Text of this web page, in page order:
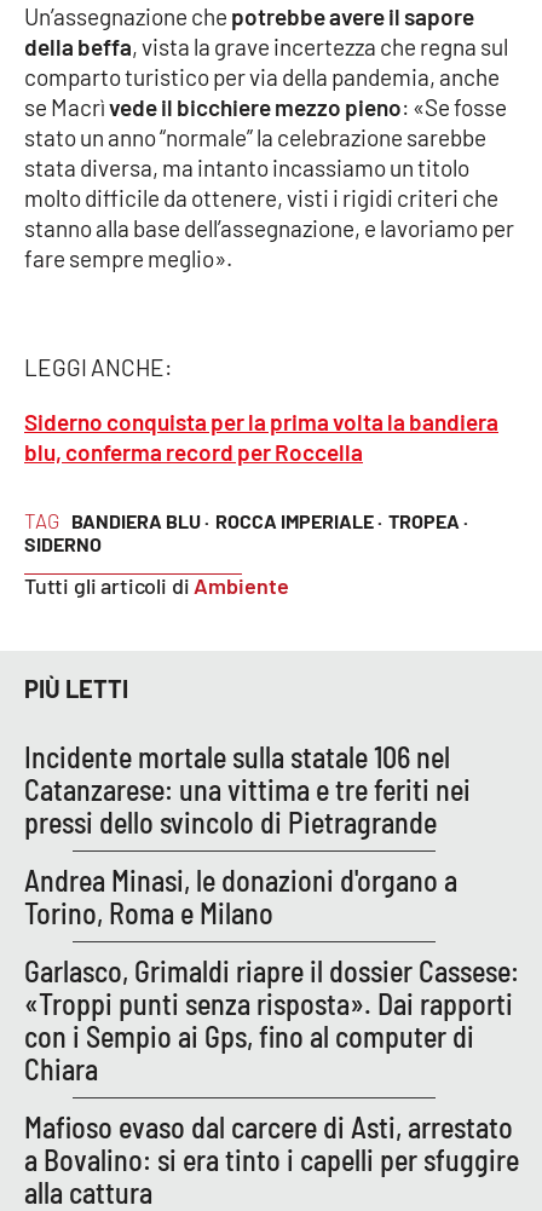
Lactv.it
Laconair.it
Lacitymag.it
Lacapitalenews.it
Cosenzachannel.it
Ilvibonese.it
APP
Apple
TAG BANDIERA BLU · ROCCA IMPERIALE · TROPEA ·
SIDERNO
Tutti gli articoli di Ambiente
Un’assegnazione che potrebbe avere il sapore
della beffa, vista la grave incertezza che regna sul
comparto turistico per via della pandemia, anche
se Macrìvede il bicchiere mezzo pieno: «Se fosse
stato un anno “normale” la celebrazione sarebbe
stata diversa, ma intanto incassiamo un titolo
molto difficile da ottenere, visti i rigidi criteri che
stanno alla base dell’assegnazione, e lavoriamo per
fare sempre meglio».
LEGGI ANCHE:
Siderno conquista per la prima volta la bandiera
blu, conferma record per Roccella
PIÙ LETTI
Incidente mortale sulla statale 106 nel
Catanzarese: una vittima e tre feriti nei
pressi dello svincolo di Pietragrande
Andrea Minasi, le donazioni d'organo a
Torino, Roma e Milano
Garlasco, Grimaldi riapre il dossier Cassese:
«Troppi punti senza risposta». Dai rapporti
con i Sempio ai Gps, fino al computer di
Chiara
Mafioso evaso dal carcere di Asti, arrestato
a Bovalino: si era tinto i capelli per sfuggire
alla cattura